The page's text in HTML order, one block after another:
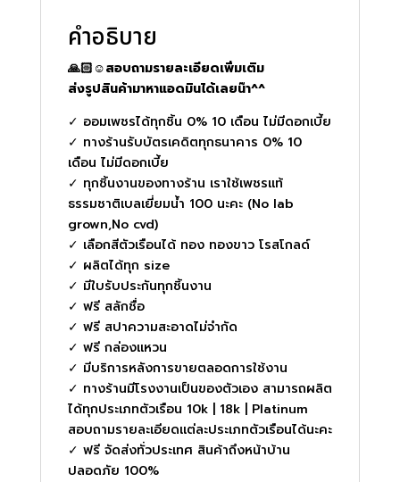
คำอธิบาย
🙏🏻☺️สอบถามรายละเอียดเพิ่มเติม
ส่งรูปสินค้ามาหาแอดมินได้เลยน๊า^^
✓ ออมเพชรได้ทุกชิ้น 0% 10 เดือน ไม่มีดอกเบี้ย
✓ ทางร้านรับบัตรเคดิตทุกธนาคาร 0% 10
เดือน ไม่มีดอกเบี้ย
✓ ทุกชิ้นงานของทางร้าน เราใช้เพชรแท้
ธรรมชาติเบลเยี่ยมน้ำ 100 นะคะ (No lab
grown,No cvd)
✓ เลือกสีตัวเรือนได้ ทอง ทองขาว โรสโกลด์
✓ ผลิตได้ทุก size
✓ มีใบรับประกันทุกชิ้นงาน
✓ ฟรี สลักชื่อ
✓ ฟรี สปาความสะอาดไม่จำกัด
✓ ฟรี กล่องแหวน
✓ มีบริการหลังการขายตลอดการใช้งาน
✓ ทางร้านมีโรงงานเป็นของตัวเอง สามารถผลิต
ได้ทุกประเภทตัวเรือน 10k | 18k | Platinum
สอบถามรายละเอียดแต่ละประเภทตัวเรือนได้นะคะ
✓ ฟรี จัดส่งทั่วประเทศ สินค้าถึงหน้าบ้าน
ปลอดภัย 100%